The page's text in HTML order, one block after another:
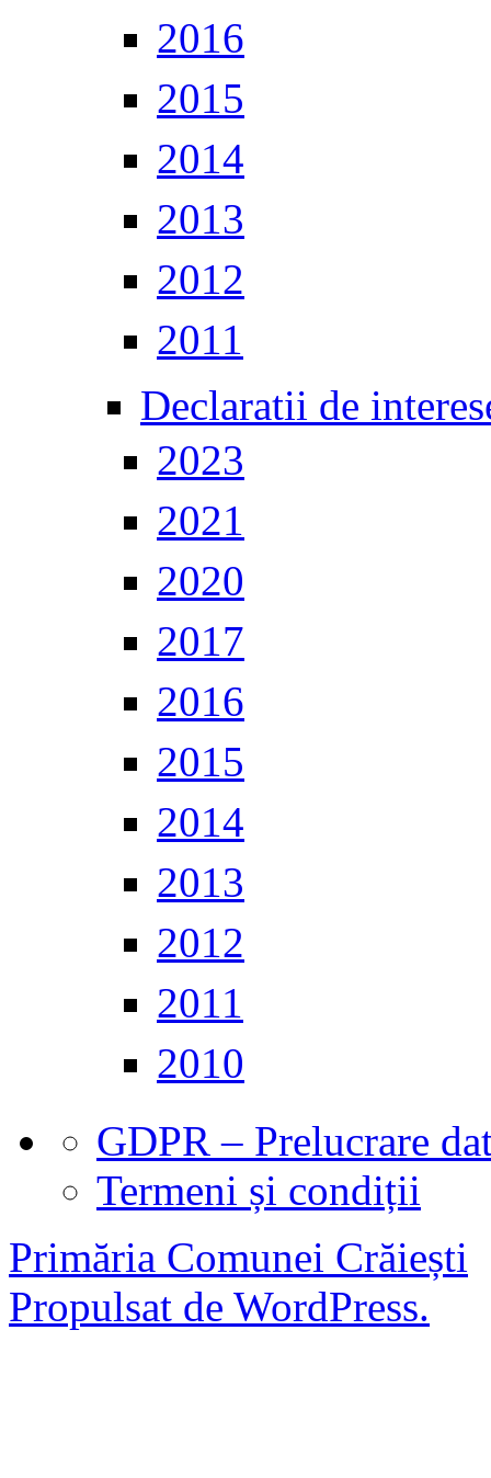
2016
2015
2014
2013
2012
2011
Declaratii de
2023
2021
2020
2017
2016
2015
2014
2013
2012
2011
2010
GDPR – Prelucrare
Termeni și condiții
Primăria Comunei Crăiești
Propulsat de WordPress.